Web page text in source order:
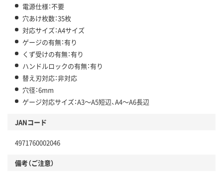
電源仕様：不要
穴あけ枚数：35枚
対応サイズ：A4サイズ
ゲージの有無：有り
くず受けの有無：有り
ハンドルロックの有無：有り
替え刃対応：非対応
穴径：6mm
ゲージ対応サイズ：A3～A5短辺、A4～A6長辺
JANコード
4971760002046
備考（ご注意）